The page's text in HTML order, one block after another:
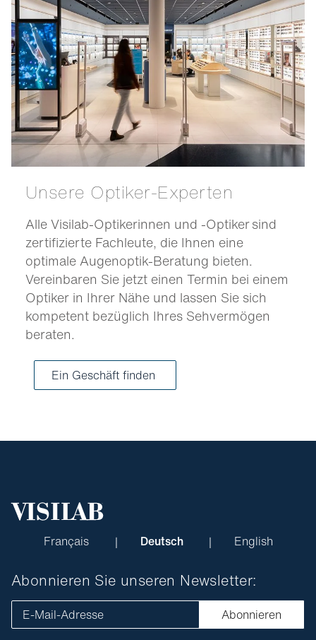
Unsere Optiker-Experten
Alle Visilab-Optikerinnen und -Optiker sind
zertifizierte Fachleute, die Ihnen eine
optimale Augenoptik-Beratung bieten.
Vereinbaren Sie jetzt einen Termin bei einem
Optiker in Ihrer Nähe und lassen Sie sich
kompetent bezüglich Ihres Sehvermögen
beraten.
Ein Geschäft finden
Français Deutsch English
Abonnieren Sie unseren Newsletter:
E-Mail-Adresse Abonnieren